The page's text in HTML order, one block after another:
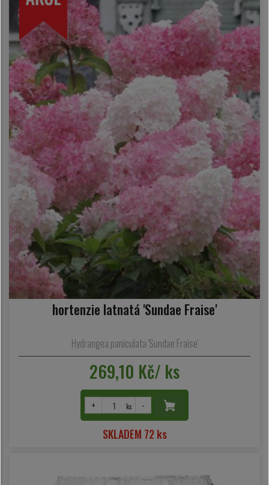
hortenzie latnatá 'Sundae Fraise'
Hydrangea paniculata 'Sundae Fraise'
269,10 Kč/ ks
+ ks -
SKLADEM 72 ks